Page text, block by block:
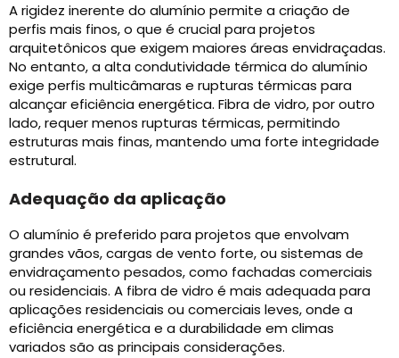
A rigidez inerente do alumínio permite a criação de
perfis mais finos, o que é crucial para projetos
arquitetônicos que exigem maiores áreas envidraçadas.
No entanto, a alta condutividade térmica do alumínio
exige perfis multicâmaras e rupturas térmicas para
alcançar eficiência energética. Fibra de vidro, por outro
lado, requer menos rupturas térmicas, permitindo
estruturas mais finas, mantendo uma forte integridade
estrutural.
Adequação da aplicação
O alumínio é preferido para projetos que envolvam
grandes vãos, cargas de vento forte, ou sistemas de
envidraçamento pesados, como fachadas comerciais
ou residenciais. A fibra de vidro é mais adequada para
aplicações residenciais ou comerciais leves, onde a
eficiência energética e a durabilidade em climas
variados são as principais considerações.